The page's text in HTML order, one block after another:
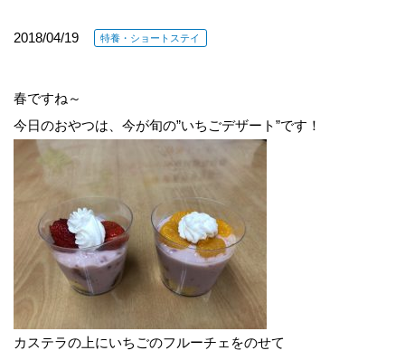
2018/04/19 特養・ショートステイ
春ですね～
今日のおやつは、今が旬の”いちごデザート”です！
カステラの上にいちごのフルーチェをのせて